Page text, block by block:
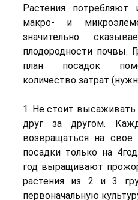
Растения
макро- и
значительно
плодородности почвы.
план посадок
количество затрат
1. Не стоит
друг за другом.
возвращаться на свое
посадки только на
год выращивают
растения из 2 и 3
первоначальную